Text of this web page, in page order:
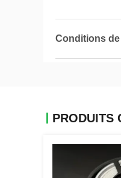
Conditions
PRODUITS